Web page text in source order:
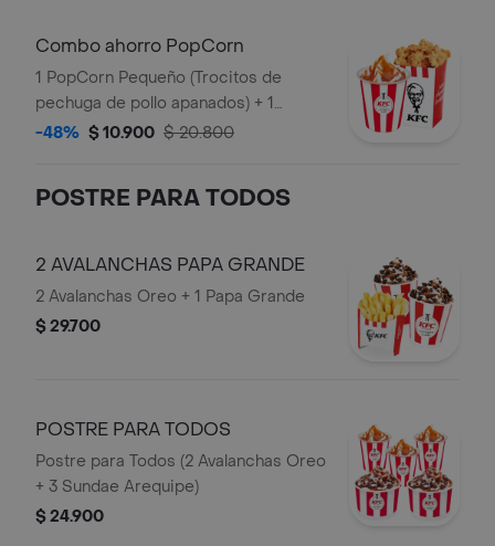
Combo ahorro PopCorn
1 PopCorn Pequeño (Trocitos de
pechuga de pollo apanados) + 1
Sundae Arequipe
-48% $ 10.900 $ 20.800
POSTRE PARA TODOS
2 AVALANCHAS PAPA GRANDE
2 Avalanchas Oreo + 1 Papa Grande
$ 29.700
POSTRE PARA TODOS
Postre para Todos (2 Avalanchas Oreo
+ 3 Sundae Arequipe)
$ 24.900